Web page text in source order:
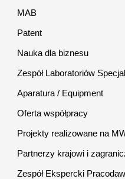
MAB
Patent
Nauka dla biznesu
Zespół Laboratoriów
Aparatura / Equipment
Oferta współpracy
Projekty realizowane na
Partnerzy krajowi i
Zespół Ekspercki